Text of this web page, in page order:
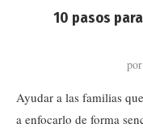
10 pasos
por
Ayudar a las familias
a enfocarlo de forma